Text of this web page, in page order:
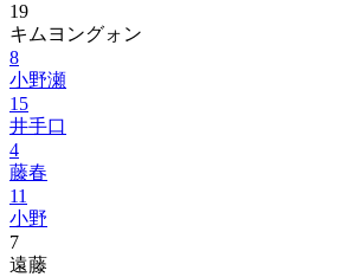
19
キムヨングォン
8
小野瀬
15
井手口
4
藤春
11
小野
7
遠藤